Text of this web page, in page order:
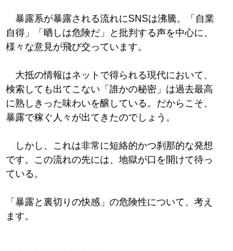
暴露系が暴露される流れにSNSは沸騰。「自業
自得」「晒しは危険だ」と批判する声を中心に、
様々な意見が飛び交っています。
大抵の情報はネットで得られる現代において、
検索しても出てこない「誰かの秘密」は過去最高
に熟しきった味わいを醸している。だからこそ、
暴露で稼ぐ人々が出てきたのでしょう。
しかし、これは非常に短絡的かつ刹那的な発想
です。この流れの先には、地獄が口を開けて待っ
ている。
「暴露と裏切りの快感」の危険性について、考え
ます。